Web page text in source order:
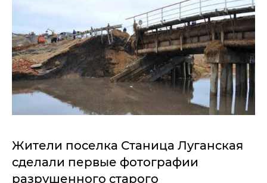
Жители поселка Станица Луганская
сделали первые фотографии
разрушенного старого